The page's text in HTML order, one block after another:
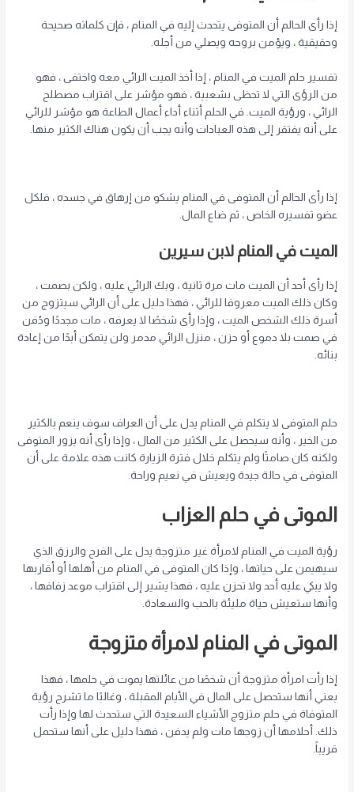
إذا رأى الحالم أن المتوفى يتحدث إليه في المنام ، فإن كلماته صحيحة
وحقيقية ، ويؤمن بروحه ويصلي من أجله.
تفسير حلم الميت في المنام ، إذا أخذ الميت الرائي معه واختفى ، فهو
من الرؤى التي لا تحظى بشعبية ، فهو مؤشر على اقتراب مصطلح
الرائي ، ورؤية الميت. في الحلم أثناء أداء أعمال الطاعة هو مؤشر للرائي
على أنه يفتقر إلى هذه العبادات وأنه يجب أن يكون هناك الكثير منها.
إذا رأى الحالم أن المتوفى في المنام يشكو من إرهاق في جسده ، فلكل
عضو تفسيره الخاص ، ثم ضاع المال.
الميت في المنام لابن سيرين
إذا رأى أحد أن الميت مات مرة ثانية ، وبك الرائي عليه ، ولكن بصمت ،
وكان ذلك الميت معروفا للرائي ، فهذا دليل على أن الرائي سيتزوج من
أسرة ذلك الشخص الميت ، وإذا رأى شخصًا لا يعرفه ، مات مجددًا ودُفن
في صمت بلا دموع أو حزن ، منزل الرائي مدمر ولن يتمكن أبدًا من إعادة
بنائه.
حلم المتوفى لا يتكلم في المنام يدل على أن العراف سوف ينعم بالكثير
من الخير ، وأنه سيحصل على الكثير من المال ، وإذا رأى أنه يزور المتوفى
ولكنه كان صامتًا ولم يتكلم خلال فترة الزيارة كانت هذه علامة على أن
المتوفى في حالة جيدة ويعيش في نعيم وراحة.
الموتى في حلم العزاب
رؤية الميت في المنام لامرأة غير متزوجة يدل على الفرح والرزق الذي
سيهيمن على حياتها ، وإذا كان المتوفى في المنام من أهلها أو أقاربها
ولا يبكي عليه أحد ولا تحزن عليه ، فهذا يشير إلى اقتراب موعد زفافها ،
وأنها ستعيش حياة مليئة بالحب والسعادة.
الموتى في المنام لامرأة متزوجة
إذا رأت امرأة متزوجة أن شخصًا من عائلتها يموت في حلمها ، فهذا
يعني أنها ستحصل على المال في الأيام المقبلة ، وغالبًا ما تشرح رؤية
المتوفاة في حلم متزوج الأشياء السعيدة التي ستحدث لها وإذا رأت
ذلك. أحلامها أن زوجها مات ولم يدفن ، فهذا دليل على أنها ستحمل
قريباً.